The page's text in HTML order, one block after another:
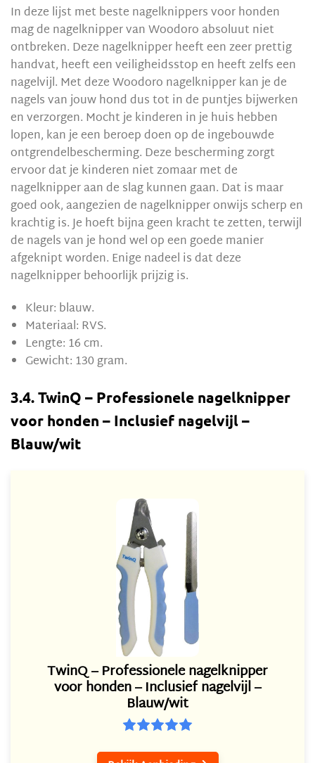
In deze lijst met beste nagelknippers voor honden
mag de nagelknipper van Woodoro absoluut niet
ontbreken. Deze nagelknipper heeft een zeer prettig
handvat, heeft een veiligheidsstop en heeft zelfs een
nagelvijl. Met deze Woodoro nagelknipper kan je de
nagels van jouw hond dus tot in de puntjes bijwerken
en verzorgen. Mocht je kinderen in je huis hebben
lopen, kan je een beroep doen op de ingebouwde
ontgrendelbescherming. Deze bescherming zorgt
ervoor dat je kinderen niet zomaar met de
nagelknipper aan de slag kunnen gaan. Dat is maar
goed ook, aangezien de nagelknipper onwijs scherp en
krachtig is. Je hoeft bijna geen kracht te zetten, terwijl
de nagels van je hond wel op een goede manier
afgeknipt worden. Enige nadeel is dat deze
nagelknipper behoorlijk prijzig is.
Kleur: blauw.
Materiaal: RVS.
Lengte: 16 cm.
Gewicht: 130 gram.
3.4. TwinQ – Professionele nagelknipper
voor honden – Inclusief nagelvijl –
Blauw/wit
TwinQ – Professionele nagelknipper
voor honden – Inclusief nagelvijl –
Blauw/wit